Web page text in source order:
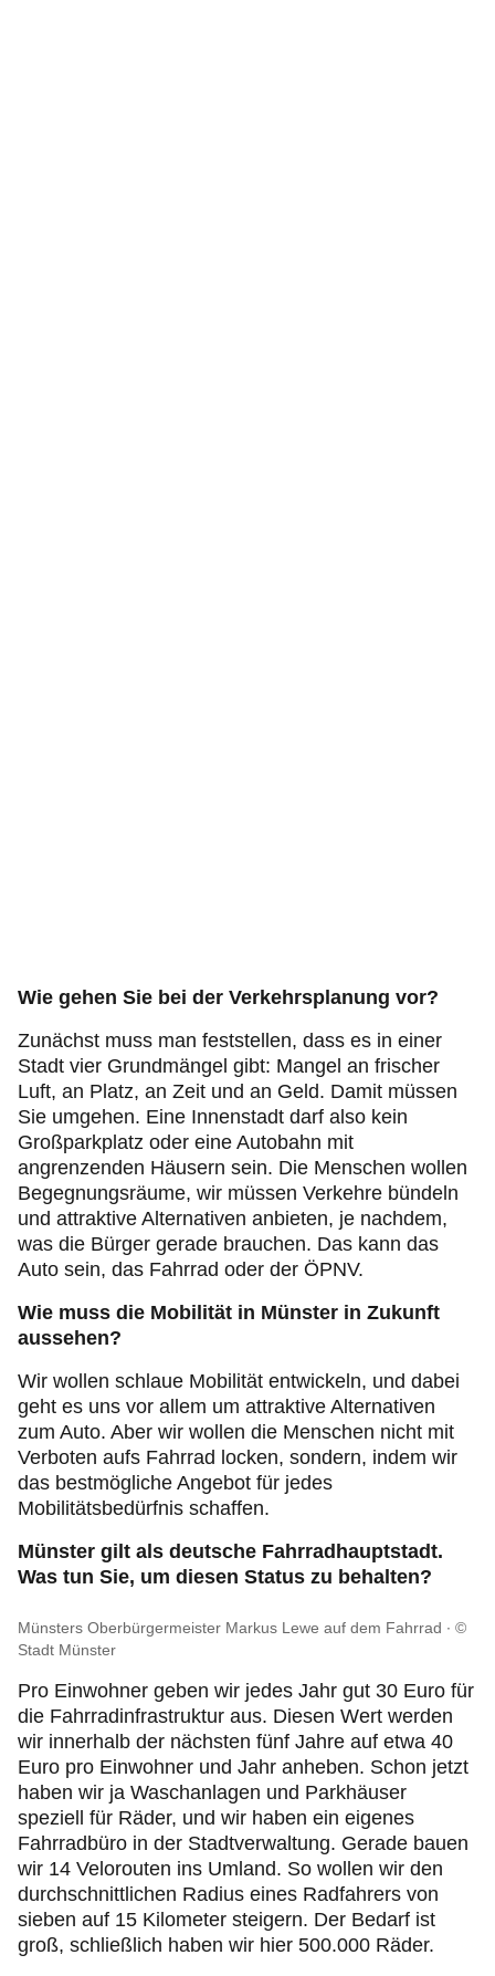
Wie gehen Sie bei der Verkehrsplanung vor?
Zunächst muss man feststellen, dass es in einer
Stadt vier Grundmängel gibt: Mangel an frischer
Luft, an Platz, an Zeit und an Geld. Damit müssen
Sie umgehen. Eine Innenstadt darf also kein
Großparkplatz oder eine Autobahn mit
angrenzenden Häusern sein. Die Menschen wollen
Begegnungsräume, wir müssen Verkehre bündeln
und attraktive Alternativen anbieten, je nachdem,
was die Bürger gerade brauchen. Das kann das
Auto sein, das Fahrrad oder der ÖPNV.
Wie muss die Mobilität in Münster in Zukunft
aussehen?
Wir wollen schlaue Mobilität entwickeln, und dabei
geht es uns vor allem um attraktive Alternativen
zum Auto. Aber wir wollen die Menschen nicht mit
Verboten aufs Fahrrad locken, sondern, indem wir
das bestmögliche Angebot für jedes
Mobilitätsbedürfnis schaffen.
Münster gilt als deutsche Fahrradhauptstadt.
Was tun Sie, um diesen Status zu behalten?
Münsters Oberbürgermeister Markus Lewe auf dem Fahrrad
©
Stadt Münster
Pro Einwohner geben wir jedes Jahr gut 30 Euro für
die Fahrradinfrastruktur aus. Diesen Wert werden
wir innerhalb der nächsten fünf Jahre auf etwa 40
Euro pro Einwohner und Jahr anheben. Schon jetzt
haben wir ja Waschanlagen und Parkhäuser
speziell für Räder, und wir haben ein eigenes
Fahrradbüro in der Stadtverwaltung. Gerade bauen
wir 14 Velorouten ins Umland. So wollen wir den
durchschnittlichen Radius eines Radfahrers von
sieben auf 15 Kilometer steigern. Der Bedarf ist
groß, schließlich haben wir hier 500.000 Räder.